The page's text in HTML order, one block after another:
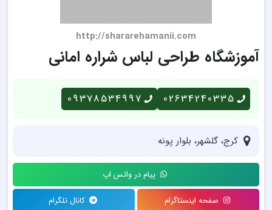
http://shararehamanii.com
آموزشگاه طراحی لباس شراره امانی
02634240335
09378534997
کرج، گلشهر، بلوار پونه
پیام در واتس اپ
صفحه اینستاگرام کانال تلگرام